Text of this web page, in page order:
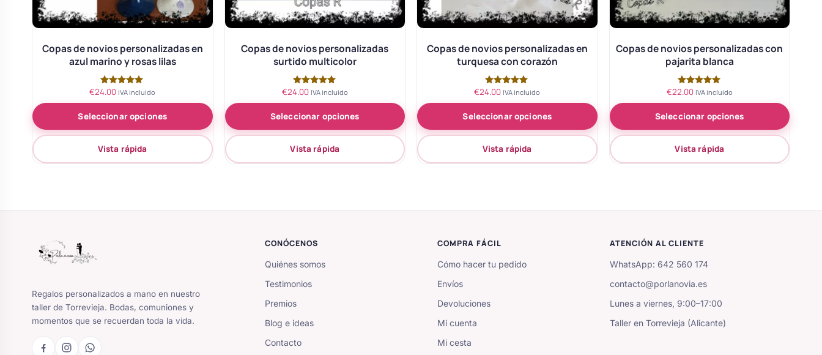
Copas de novios personalizadas en
azul marino y rosas lilas
Valorado
de 5
€24.00 IVA incluido
Seleccionar opciones
Vista rápida
Copas de novios personalizadas
surtido multicolor
Valorado
de 5
€24.00 IVA incluido
Seleccionar opciones
Vista rápida
Copas de novios personalizadas en
turquesa con corazón
Valorado
de 5
€24.00 IVA incluido
Seleccionar opciones
Vista rápida
Copas de novios personalizadas con
pajarita blanca
Valorado
de 5
€22.00 IVA incluido
Seleccionar opciones
Vista rápida
Regalos personalizados a mano en nuestro
taller de Torrevieja. Bodas, comuniones y
momentos que se recuerdan toda la vida.
CONÓCENOS
Quiénes somos
Testimonios
Premios
Blog e ideas
Contacto
COMPRA FÁCIL
Cómo hacer tu pedido
Envíos
Devoluciones
Mi cuenta
Mi cesta
ATENCIÓN AL CLIENTE
WhatsApp: 642 560 174
contacto@porlanovia.es
Lunes a viernes, 9:00–17:00
Taller en Torrevieja (Alicante)